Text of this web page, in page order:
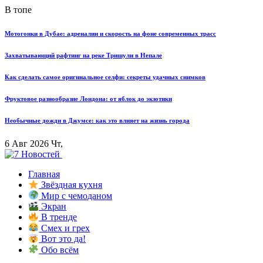
В топе
Мотогонки в Дубае: адреналин и скорость на фоне современных трасс
Захватывающий рафтинг на реке Тришули в Непале
Как сделать самое оригинальное селфи: секреты удачных снимков
Фруктовое разнообразие Лондона: от яблок до экзотики
Необычные дожди в Джумсе: как это влияет на жизнь города
6 Авг 2026 Чт,
Главная
Звёздная кухня
Мир с чемоданом
Экран
В тренде
Смех и грех
Вот это да!
Обо всём